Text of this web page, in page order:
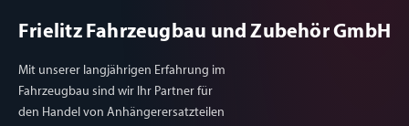
Frielitz Fahrzeugbau und Zubehör GmbH
Mit unserer langjährigen Erfahrung im
Fahrzeugbau sind wir Ihr Partner für
den Handel von Anhängerersatzteilen